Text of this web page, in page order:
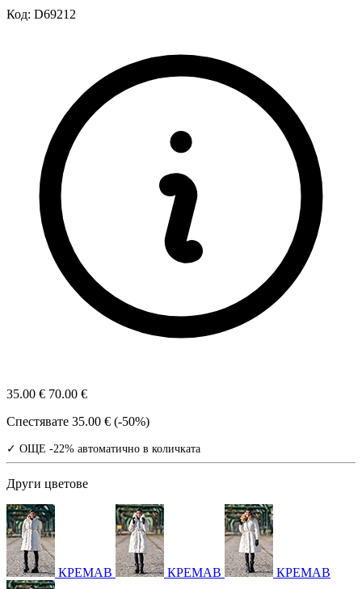
Код: D69212
35.00 € 70.00 €
Спестявате 35.00 € (-50%)
✓ ОЩЕ -22% автоматично в количката
Други цветове
КРЕМАВ КРЕМАВ КРЕМАВ